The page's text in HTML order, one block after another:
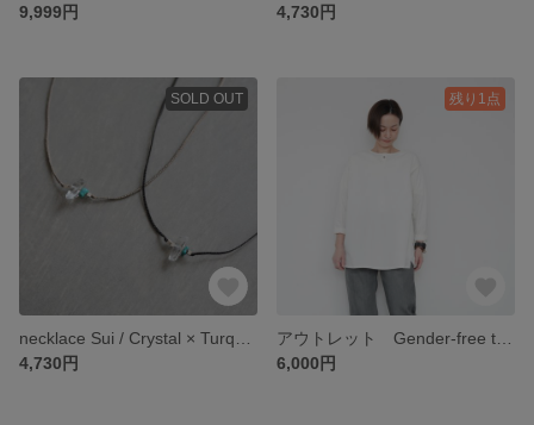
9,999円
4,730円
SOLD OUT
4,730円
残り1点
6,000円